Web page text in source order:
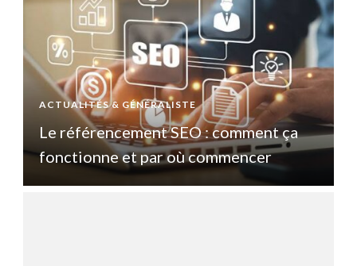
ACTUALITÉS & GÉNÉRALISTE
Le référencement SEO : comment ça
fonctionne et par où commencer